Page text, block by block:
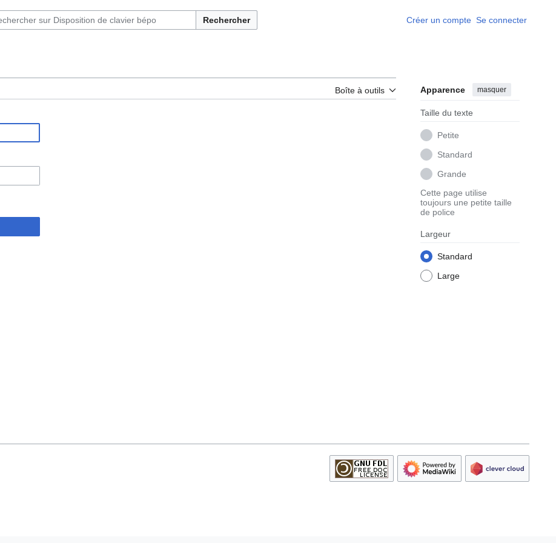
Rechercher Créer un compte Se connecter
Boîte à outils Apparence masquer
Taille du texte
Petite
Standard
Grande
Cette page utilise
toujours une petite taille
de police
Largeur
Standard
Large